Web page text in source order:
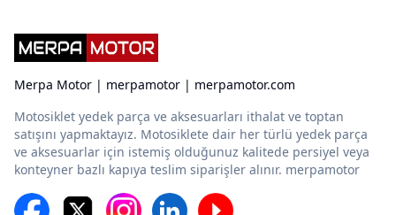
Merpa Motor | merpamotor | merpamotor.com
Motosiklet yedek parça ve aksesuarları ithalat ve toptan
satışını yapmaktayız. Motosiklete dair her türlü yedek parça
ve aksesuarlar için istemiş olduğunuz kalitede persiyel veya
konteyner bazlı kapıya teslim siparişler alınır. merpamotor